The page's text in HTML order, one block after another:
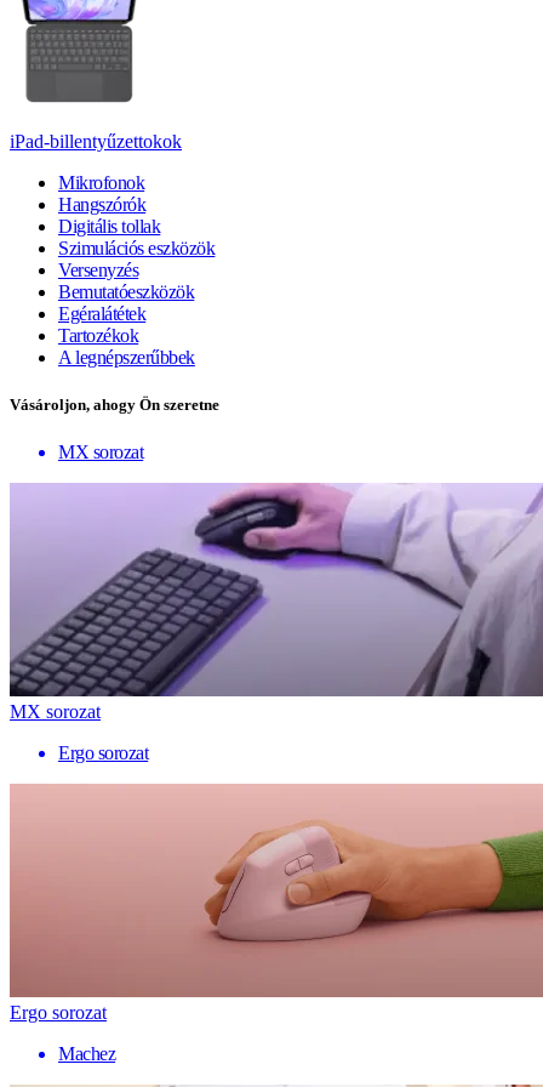
iPad-billentyűzettokok
Mikrofonok
Hangszórók
Digitális tollak
Szimulációs eszközök
Versenyzés
Bemutatóeszközök
Egéralátétek
Tartozékok
A legnépszerűbbek
Vásároljon, ahogy Ön szeretne
MX sorozat
MX sorozat
Ergo sorozat
Ergo sorozat
Machez